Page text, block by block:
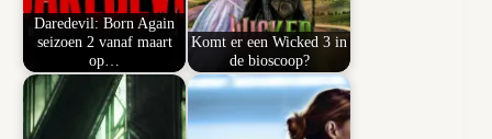
Daredevil: Born Again
seizoen 2 vanaf maart
op…
Komt er een Wicked 3 in
de bioscoop?